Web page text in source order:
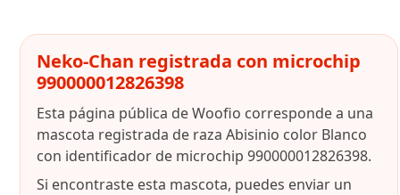
Neko-Chan registrada con microchip
990000012826398
Esta página pública de Woofio corresponde a una
mascota registrada de raza Abisinio color Blanco
con identificador de microchip 990000012826398.
Si encontraste esta mascota, puedes enviar un